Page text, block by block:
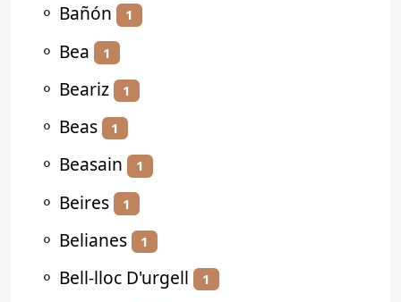
⚬ Bañón 1
⚬ Bea 1
⚬ Beariz 1
⚬ Beas 1
⚬ Beasain 1
⚬ Beires 1
⚬ Belianes 1
⚬ Bell-lloc D'urgell 1